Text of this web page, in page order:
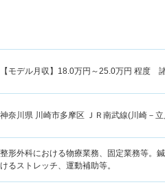
【モデル月収】 18.0万円～25.0万円 程度
神奈川県 川崎市多摩区 ＪＲ南武線(川崎－
整形外科における物療業務、固定業務等。
けるストレッチ、運動補助等。